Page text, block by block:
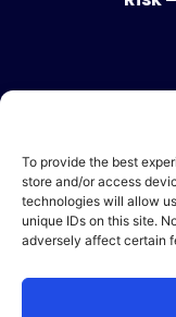
To provide the best
store and/or access
technologies will allow
unique IDs on this site.
adversely affect certain